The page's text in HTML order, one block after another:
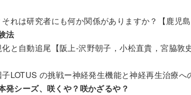
れは研究者にも何か関係がありますか？【鹿児島
法
と自動追尾【阪上-沢野朝子，小松直貴，宮脇敦史
LOTUS の挑戦ー神経発生機能と神経再生治療へ
発シーズ、咲くや？咲かざるや？